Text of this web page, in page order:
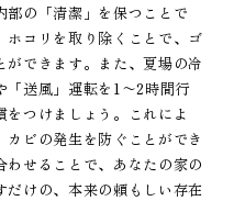
部の「清潔」を保つことで
ホコリを取り除くことで、ゴ
ができます。また、夏場の冷
「送風」運転を1〜2時間行
をつけましょう。これによ
カビの発生を防ぐことができ
わせることで、あなたの家の
けの、本来の頼もしい存在